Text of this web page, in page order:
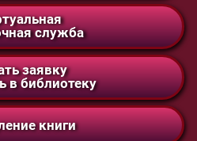
служба
заявку
в библиотеку
книги